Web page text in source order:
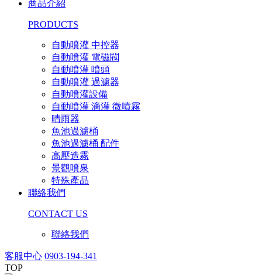
商品介紹
PRODUCTS
自動噴灌 中控器
自動噴灌 電磁閥
自動噴灌 噴頭
自動噴灌 過濾器
自動噴灌設備
自動噴灌 滴灌 微噴霧
晴雨器
魚池過濾桶
魚池過濾桶 配件
高壓造霧
景觀噴泉
特殊產品
聯絡我們
CONTACT US
聯絡我們
客服中心 0903-194-341
TOP